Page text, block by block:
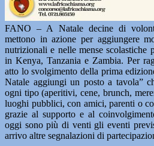
FANO – A Natale decine di
mettono in azione per aggiungere
nutrizionali e nelle mense scolastiche
in Kenya, Tanzania e Zambia. Per
atto lo svolgimento della prima
Natale aggiungi un posto a tavola”
ogni tipo (aperitivi, cene, brunch,
luoghi pubblici, con amici, parenti o
grazie al supporto e al
oggi sono più di venti gli eventi
arrivo altre segnalazioni di